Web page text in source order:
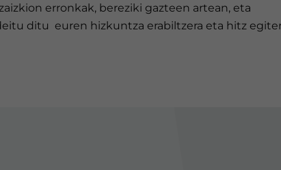
erronkak, bereziki gazteen artean, eta
ditu euren hizkuntza erabiltzera eta hitz